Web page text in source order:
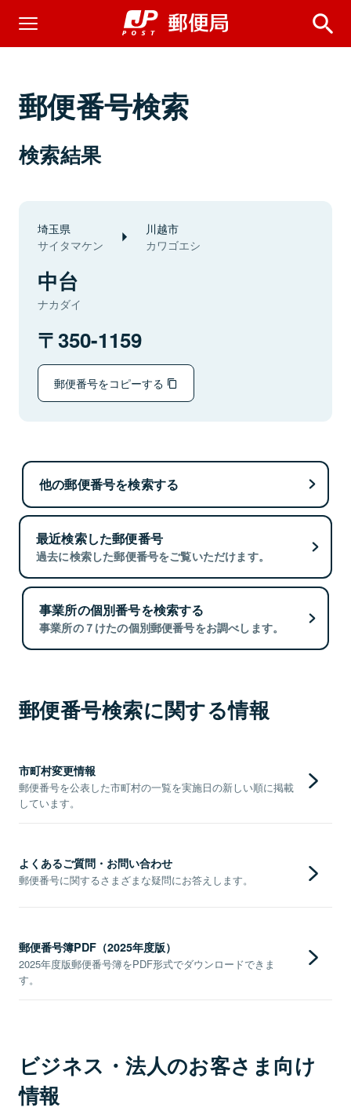
郵便番号検索
検索結果
埼玉県
サイタマケン
川越市
カワゴエシ
中台
ナカダイ
350-1159
郵便番号をコピーする
他の郵便番号を検索する
最近検索した郵便番号
過去に検索した郵便番号をご覧いただけます。
事業所の個別番号を検索する
事業所の７けたの個別郵便番号をお調べします。
郵便番号検索に関する情報
市町村変更情報
郵便番号を公表した市町村の一覧を実施日の新しい順に掲載
しています。
よくあるご質問・お問い合わせ
郵便番号に関するさまざまな疑問にお答えします。
郵便番号簿PDF（2025年度版）
2025年度版郵便番号簿をPDF形式でダウンロードできま
す。
ビジネス・法人のお客さま向け
情報